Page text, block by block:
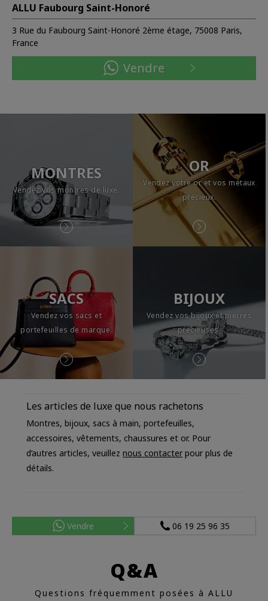
ALLU Faubourg Saint-Honoré
3 Rue du Faubourg Saint-Honoré 2ème étage, 75008 Paris,
France
Vendre
MONTRES
Vendez vos montres de luxe.
OR
Vendez votre or et vos métaux
précieux.
SACS
Vendez vos sacs et
portefeuilles de marque.
BIJOUX
Vendez vos bijoux et pierres
précieuses.
Les articles de luxe que nous rachetons
Montres, bijoux, sacs à main, portefeuilles,
accessoires, vêtements, chaussures et or. Pour
d’autres articles, veuilleznous contacter pour plus de
détails.
Vendre 06 19 25 96 35
Q&A
Questions fréquemment posées à ALLU